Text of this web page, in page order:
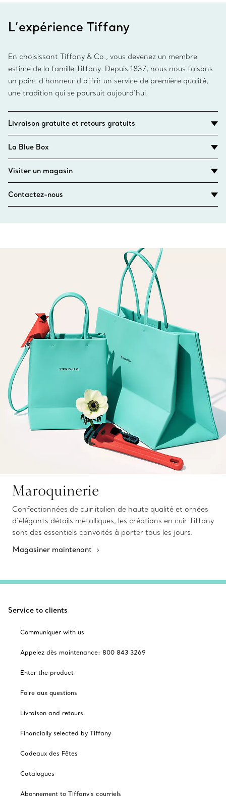
L’expérience Tiffany
En choisissant Tiffany & Co., vous devenez un membre
estimé de la famille Tiffany. Depuis 1837, nous nous faisons
un point d’honneur d’offrir un service de première qualité,
une tradition qui se poursuit aujourd’hui.
Livraison gratuite et retours gratuits
La Blue Box
Visiter un magasin
Contactez-nous
Maroquinerie
Confectionnées de cuir italien de haute qualité et ornées
d’élégants détails métalliques, les créations en cuir Tiffany
sont des essentiels convoités à porter tous les jours.
Magasiner maintenant
Service to clients
Communiquer with us
Appelez dès maintenance: 800 843 3269
Enter the product
Foire aux questions
Livraison and retours
Financially selected by Tiffany
Cadeaux des Fêtes
Catalogues
Abonnement to Tiffany's courriels